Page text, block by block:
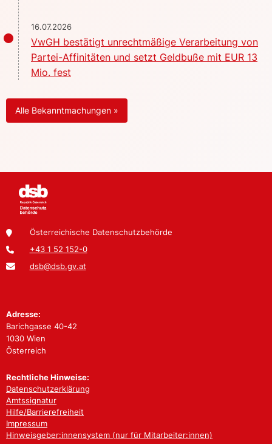
16.07.2026
VwGH bestätigt unrechtmäßige Verarbeitung von
Partei-Affinitäten und setzt Geldbuße mit EUR 13
Mio. fest
Alle Bekanntmachungen »
Österreichische Datenschutzbehörde
+43 1 52 152-0
dsb@dsb.gv.at
Adresse:
Barichgasse 40-42
1030 Wien
Österreich
Rechtliche Hinweise:
Datenschutzerklärung
Amtssignatur
Hilfe/Barrierefreiheit
Impressum
Hinweisgeber:innensystem (nur für Mitarbeiter:innen)